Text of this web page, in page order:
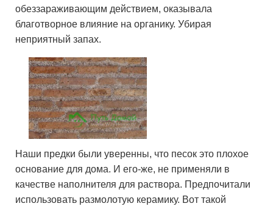
обеззараживающим действием, оказывала
благотворное влияние на органику. Убирая
неприятный запах.
Наши предки были уверенны, что песок это плохое
основание для дома. И его-же, не применяли в
качестве наполнителя для раствора. Предпочитали
использовать размолотую керамику. Вот такой